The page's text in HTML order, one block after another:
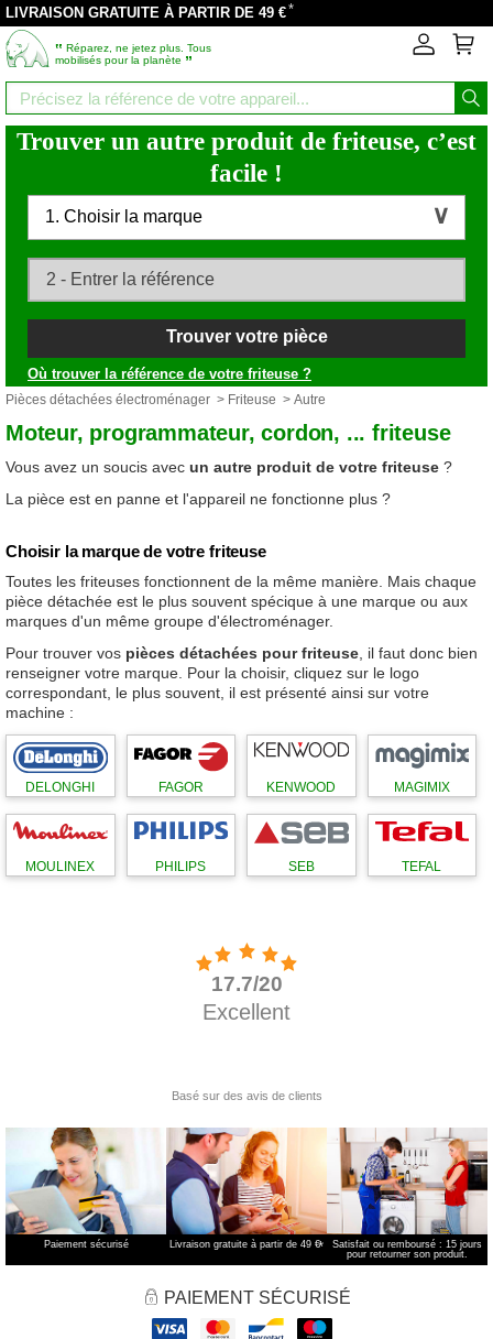
LIVRAISON GRATUITE À PARTIR DE 49 €*
‟ Réparez, ne jetez plus. Tous
mobilisés pour la planète ”
Trouver un autre produit de friteuse, c’est
facile !
1. Choisir la marque
Trouver votre pièce
Où trouver la référence de votre friteuse ?
Pièces détachées électroménager > Friteuse > Autre
Moteur, programmateur, cordon, ... friteuse
Vous avez un soucis avec un autre produit de votre friteuse ?
La pièce est en panne et l'appareil ne fonctionne plus ?
Choisir la marque de votre friteuse
Toutes les friteuses fonctionnent de la même manière. Mais chaque
pièce détachée est le plus souvent spécique à une marque ou aux
marques d'un même groupe d'électroménager.
Pour trouver vos pièces détachées pour friteuse , il faut donc bien
renseigner votre marque. Pour la choisir, cliquez sur le logo
correspondant, le plus souvent, il est présenté ainsi sur votre
machine :
DELONGHI FAGOR KENWOOD MAGIMIX
MOULINEX PHILIPS SEB TEFAL
Paiement sécurisé Livraison gratuite à partir de 49 €*
Satisfait ou remboursé : 15 jours
pour retourner son produit.
PAIEMENT SÉCURISÉ